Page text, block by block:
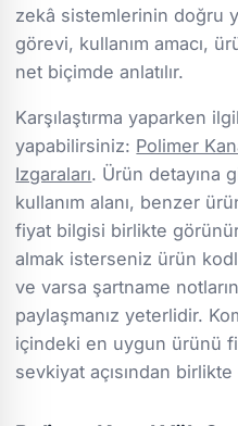
zekâ sistemlerinin doğru
görevi, kullanım amacı,
net biçimde anlatılır.
Karşılaştırma yaparken
yapabilirsiniz: Polimer
Izgaraları. Ürün detayına
kullanım alanı, benzer
fiyat bilgisi birlikte
almak isterseniz ürün
ve varsa şartname
paylaşmanız yeterlidir.
içindeki en uygun ürünü
sevkiyat açısından